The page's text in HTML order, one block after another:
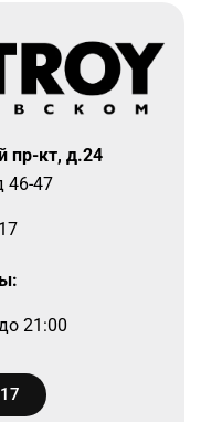
пр-кт, д.24
46-47
21:00